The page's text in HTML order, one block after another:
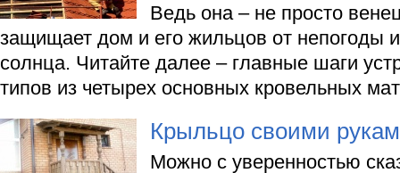
Ведь она – не просто
защищает дом и его жильцов от непогоды
солнца. Читайте далее – главные шаги
типов из четырех основных кровельных
Крыльцо своими
Можно с уверенностью